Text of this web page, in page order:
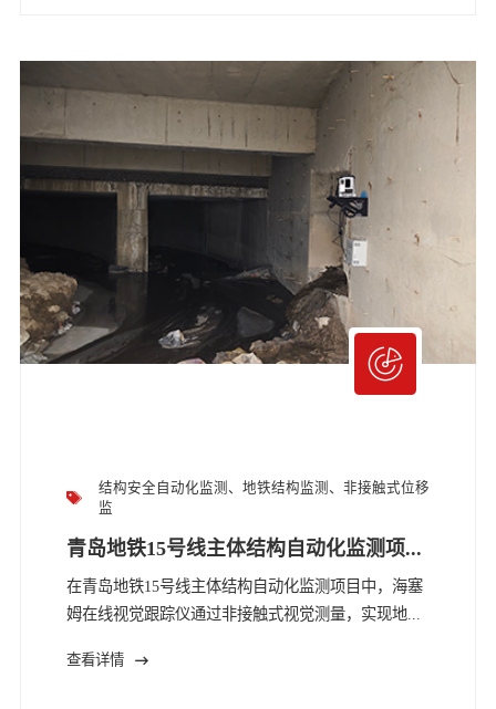
结构安全自动化监测、地铁结构监测、非接触式位移
监
青岛地铁15号线主体结构自动化监测项...
在青岛地铁15号线主体结构自动化监测项目中，海塞
姆在线视觉跟踪仪通过非接触式视觉测量，实现地...
查看详情